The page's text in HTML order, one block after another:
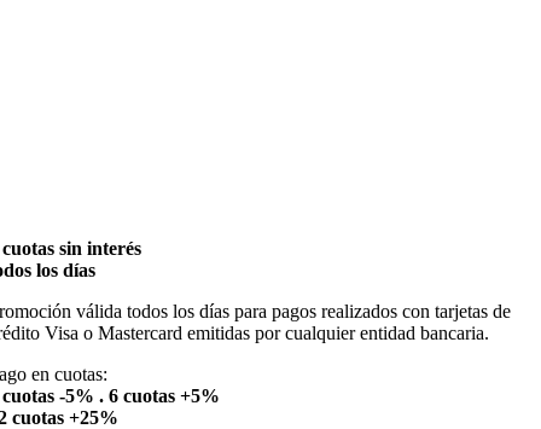
sin interés
los días
válida todos los días para pagos realizados con tarjetas de
Visa o Mastercard emitidas por cualquier entidad bancaria.
en cuotas:
cuotas -5% . 6 cuotas +5%
cuotas +25%